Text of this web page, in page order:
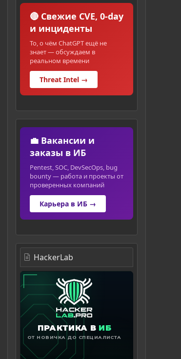
🔴 Свежие CVE, 0-day
и инциденты
То, о чём ChatGPT ещё не
знает — обсуждаем в
реальном времени
Threat Intel →
💼 Вакансии и
заказы в ИБ
Pentest, SOC, DevSecOps, bug
bounty — работа и проекты от
проверенных компаний
Карьера в ИБ →
HackerLab